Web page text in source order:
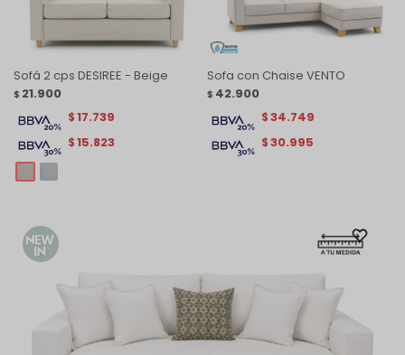
Sofá 2 cps DESIREE - Beige
$ 21.900
$15.823
$17.739
Sofa con Chaise VENTO
$ 42.900
$30.995
$34.749